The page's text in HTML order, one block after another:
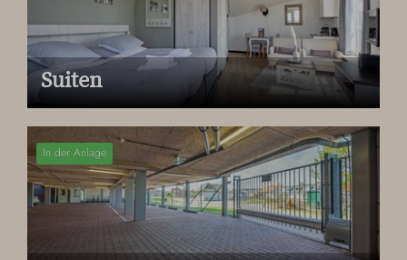
Suiten
In der Anlage